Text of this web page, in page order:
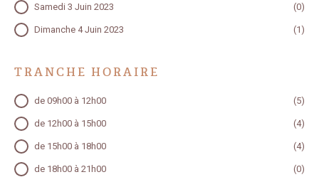
Samedi 3 Juin 2023 (0)
Dimanche 4 Juin 2023 (1)
TRANCHE HORAIRE
TRANCHE HORAIRE
de 09h00 à 12h00 (5)
de 12h00 à 15h00 (4)
de 15h00 à 18h00 (4)
de 18h00 à 21h00 (0)